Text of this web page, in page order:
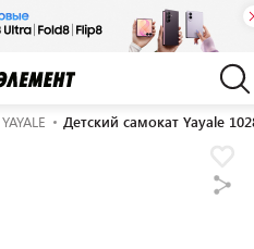
YAYALE Детский самокат Yayale